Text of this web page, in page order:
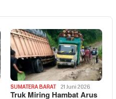
SUMATERA BARAT 21 Juni 2026
Truk Miring Hambat Arus